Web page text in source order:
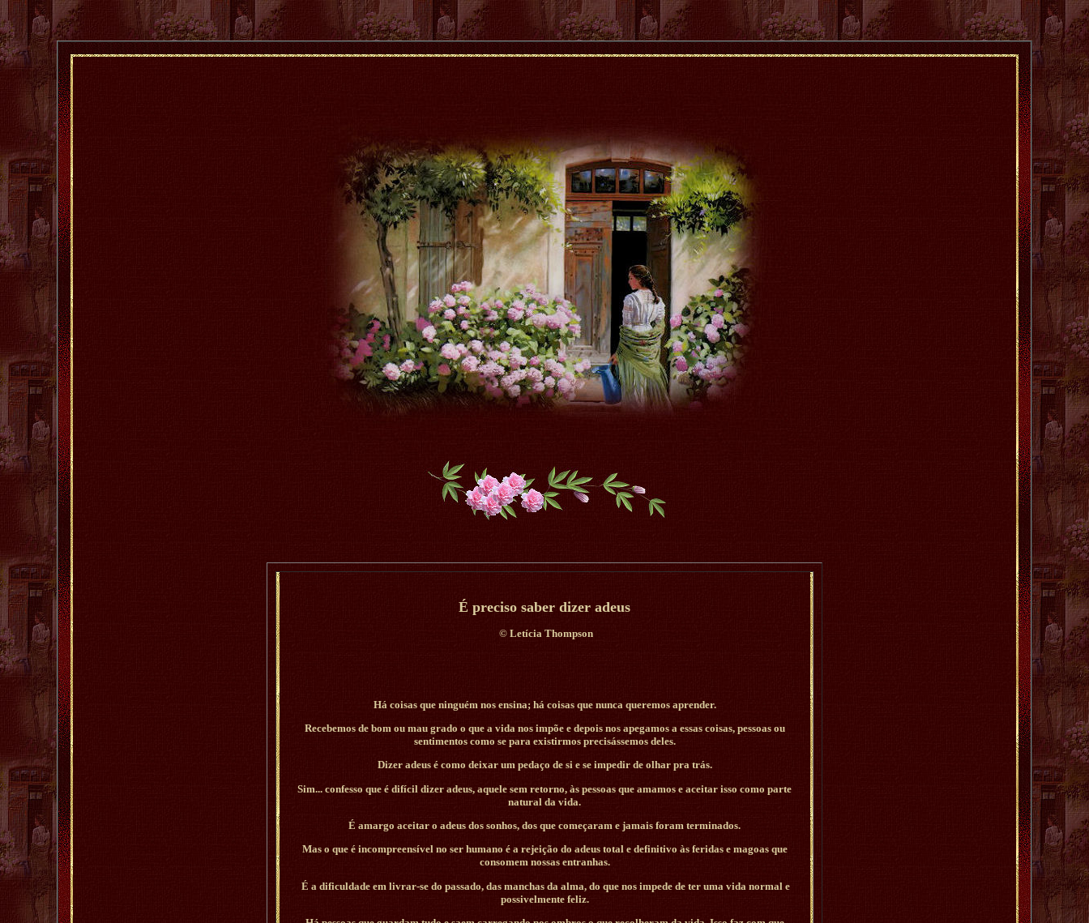
É preciso saber dizer adeus
©Letícia Thompson
Há coisas que ninguém nos ensina; há coisas que nunca queremos aprender.
Recebemos de bom ou mau grado o que a vida nos impõe e depois nos apegamos a essas coisas, pessoas ou
sentimentos como se para existirmos precisássemos deles.
Dizer adeus é como deixar um pedaço de si e se impedir de olhar pra trás.
Sim... confesso que é difícil dizer adeus, aquele sem retorno, às pessoas que amamos e aceitar isso como parte
natural da vida.
É amargo aceitar o adeus dos sonhos, dos que começaram e jamais foram terminados.
Mas o que é incompreensível no ser humano é a rejeição do adeus total e definitivo às feridas e magoas que
consomem nossas entranhas.
É a dificuldade em livrar-se do passado, das manchas da alma, do que nos impede de ter uma vida normal e
possivelmente feliz.